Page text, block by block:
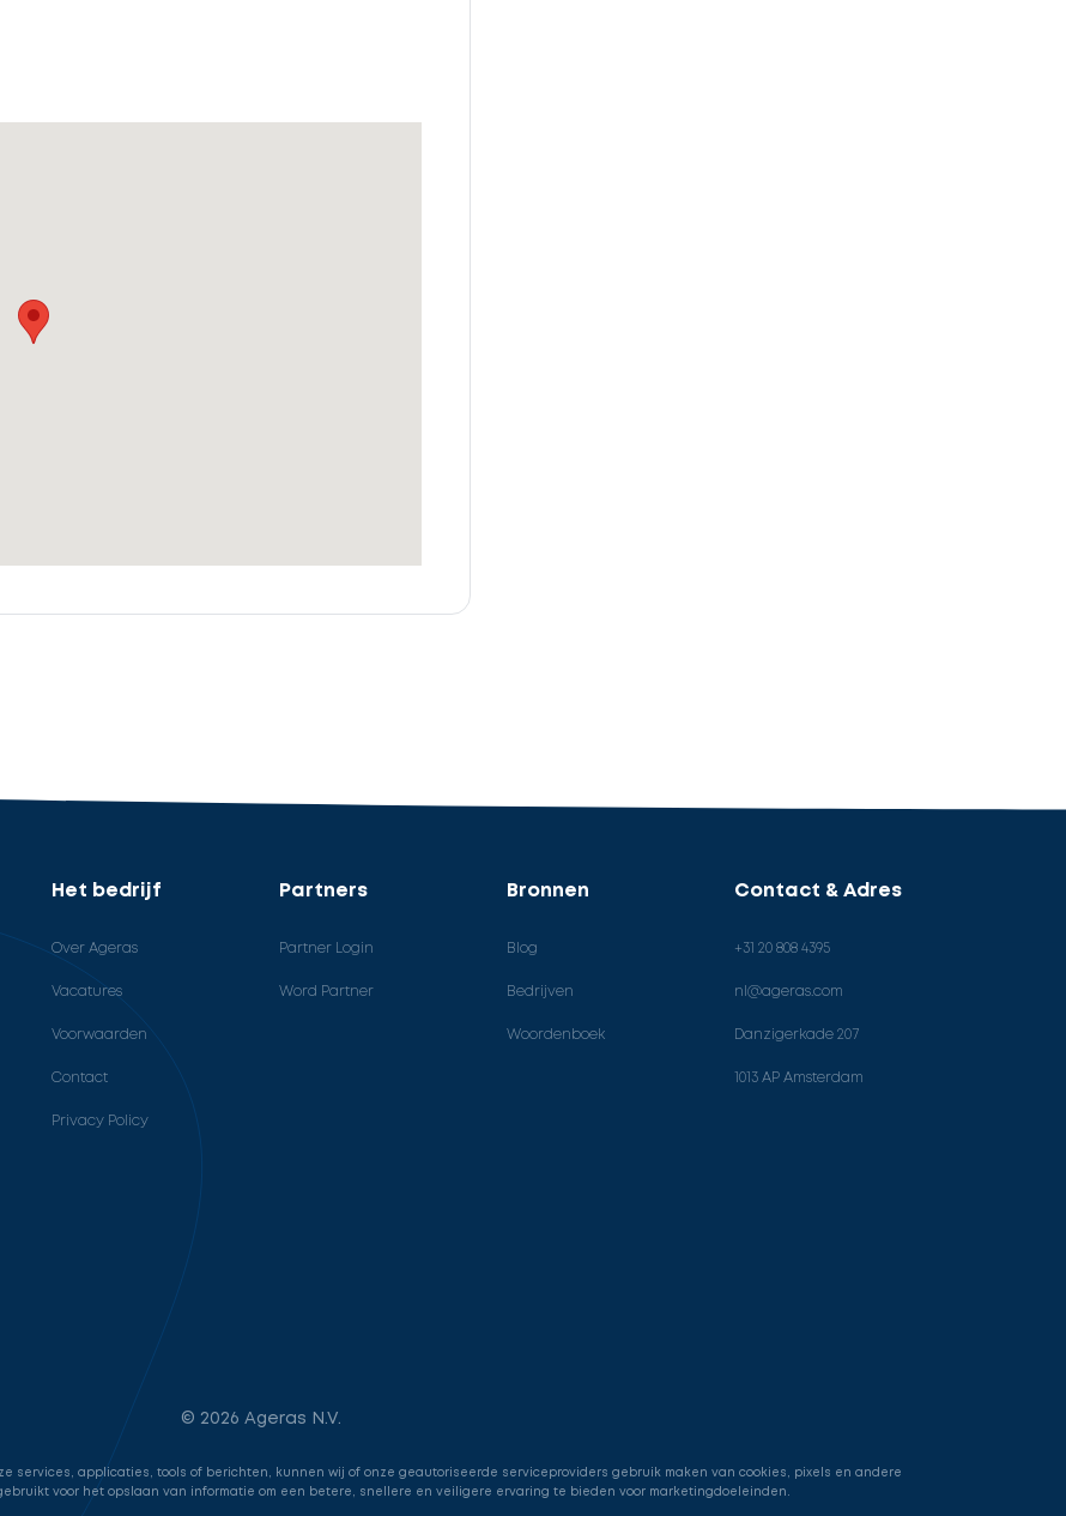
Het bedrijf
Over Ageras
Vacatures
Voorwaarden
Contact
Privacy Policy
Partners
Partner Login
Word Partner
Bronnen
Blog
Bedrijven
Woordenboek
Contact & Adres
+31 20 808 4395
nl@ageras.com
Danzigerkade 207
1013 AP Amsterdam
© 2026 Ageras N.V.
services, applicaties, tools of berichten, kunnen wij of onze geautoriseerde serviceproviders gebruik maken van cookies, pixels en andere
voor het opslaan van informatie om een betere, snellere en veiligere ervaring te bieden voor marketingdoeleinden.